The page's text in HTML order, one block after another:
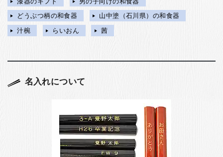
どうぶつ柄の和食器
山中塗（石川県）の和食器
汁椀
らいおん 茜
名入れについて